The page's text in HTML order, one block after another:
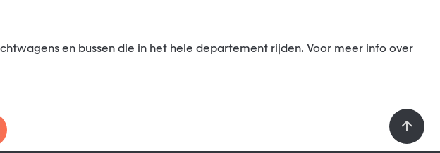
en bussen die in het hele departement rijden. Voor meer info over